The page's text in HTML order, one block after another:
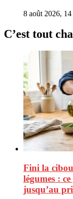
8 août 2026,
C’est tout
Fini la
légumes :
jusqu’au